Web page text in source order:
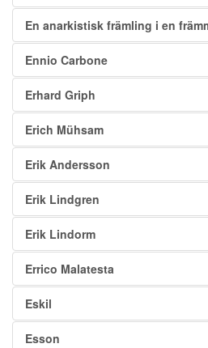
En anarkistisk främling i en
Ennio Carbone
Erhard Griph
Erich Mühsam
Erik Andersson
Erik Lindgren
Erik Lindorm
Errico Malatesta
Eskil
Esson